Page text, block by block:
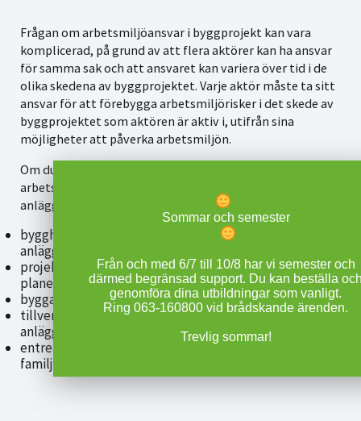
Frågan om arbetsmiljöansvar i byggprojekt kan vara
komplicerad, på grund av att flera aktörer kan ha ansvar
för samma sak och att ansvaret kan variera över tid i de
olika skedena av byggprojektet. Varje aktör måste ta sitt
ansvar för att förebygga arbetsmiljörisker i det skede av
byggprojektet som aktören är aktiv i, utifrån sina
möjligheter att påverka arbetsmiljön.
Om du har en av följande roller har du ett ansvar för
arbetsmiljöuppgifter vid byggnads- och
anläggningsarbete:
byggherren (den som låter utföra ett bygg- eller
anläggningsarbete)
projektör (arkitekt, konstruktör och andra som
planerar eller projekterar)
byggarbetsmiljösamordnare (Bas-P eller Bas-U)
tillverkare av monteringsfärdiga byggnader eller
anläggningar
entreprenör (arbetsgivare eller ensam- och
familjeföretagare).
Sommar och semester
Från och med 6/7 till 10/8 har vi semester och
därmed begränsad support. Du kan beställa och
genomföra dina utbildningar som vanligt.
Ring 063-160800 vid brådskande ärenden.
Trevlig sommar!